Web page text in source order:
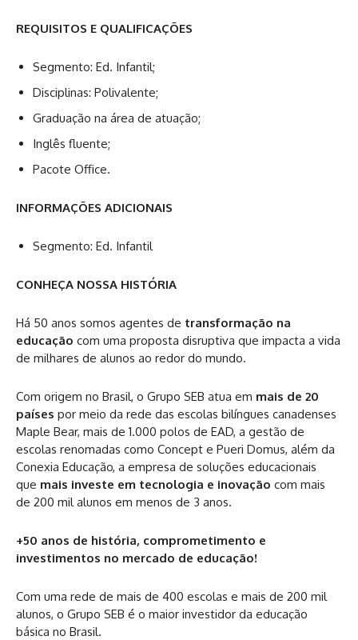
REQUISITOS E QUALIFICAÇÕES
Segmento: Ed. Infantil;
Disciplinas: Polivalente;
Graduação na área de atuação;
Inglês fluente;
Pacote Office.
INFORMAÇÕES ADICIONAIS
Segmento: Ed. Infantil
CONHEÇA NOSSA HISTÓRIA
Há 50 anos somos agentes de transformação na
educação com uma proposta disruptiva que impacta a vida
de milhares de alunos ao redor do mundo.
Com origem no Brasil, o Grupo SEB atua em mais de 20
países por meio da rede das escolas bilíngues canadenses
Maple Bear, mais de 1.000 polos de EAD, a gestão de
escolas renomadas como Concept e Pueri Domus, além da
Conexia Educação, a empresa de soluções educacionais
que mais investe em tecnologia e inovação com mais
de 200 mil alunos em menos de 3 anos.
+50 anos de história, comprometimento e
investimentos no mercado de educação!
Com uma rede de mais de 400 escolas e mais de 200 mil
alunos, o Grupo SEB é o maior investidor da educação
básica no Brasil.